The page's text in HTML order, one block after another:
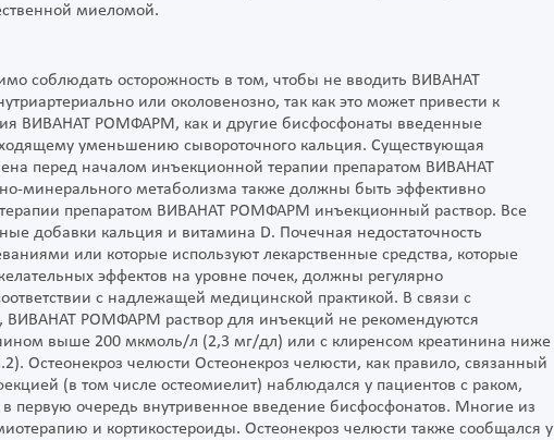
миеломой.
соблюдать осторожность в том, чтобы не вводить ВИВАНАТ
или околовенозно, так как это может привести к
ВИВАНАТ РОМФАРМ, как и другие бисфосфонаты введенные
уменьшению сывороточного кальция. Существующая
перед началом инъекционной терапии препаратом ВИВАНАТ
минерального метаболизма также должны быть эффективно
препаратом ВИВАНАТ РОМФАРМ инъекционный раствор. Все
добавки кальция и витамина D. Почечная недостаточность
или которые используют лекарственные средства, которые
эффектов на уровне почек, должны регулярно
с надлежащей медицинской практикой. В связи с
ВИВАНАТ РОМФАРМ раствор для инъекций не рекомендуются
выше 200 мкмоль/л (2,3 мг/дл) или с клиренсом креатинина ниже
Остеонекроз челюсти Остеонекроз челюсти, как правило, связанный
(в том числе остеомиелит) наблюдался у пациентов с раком,
первую очередь внутривенное введение бисфосфонатов. Многие из
и кортикостероиды. Остеонекроз челюсти также сообщался у